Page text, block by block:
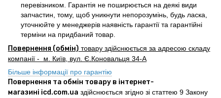
перевізником. Гарантія не поширюється на деякі види
запчастин, тому, щоб уникнути непорозумінь, будь ласка,
уточнюйте у менеджерів наявність гарантії та гарантійні
терміни на придбаний товар.
Повернення (обмін) товару здійснюється за адресою складу
компанії - м. Київ, вул. Є.Коновальця 34-А
Більше інформації про гарантію
Повернення та обмін товару в інтернет-
магазині icd.com.ua здійснюється згідно зі статтею 9 Закону